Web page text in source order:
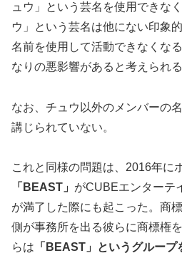
ュウ」という芸名を使用できな
ウ」という芸名は他にない印象
名前を使用して活動できなくな
なりの悪影響があると考えられる
なお、チュウ以外のメンバーの
講じられていない。
これと同様の問題は、2016年に
「BEAST」 がCUBEエンターテ
が満了した際にも起こった。商
側が事務所を出る彼らに商標権
らは 「BEAST」というグルー